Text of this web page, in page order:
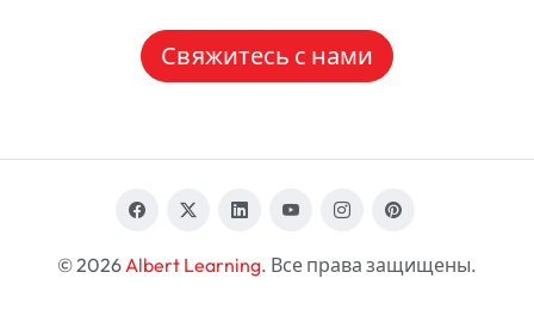
Свяжитесь с нами
© 2026 Albert Learning. Все права защищены.